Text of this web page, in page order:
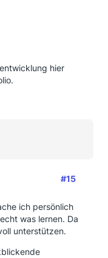
hier
#15
ich persönlich
was lernen. Da
unterstützen.